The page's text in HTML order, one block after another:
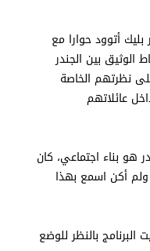
بليك أتوود حوارا مع
الوثيق بين الجندر
نظرتهم الخاصة
عائلاتهم
هو بناء اجتماعي، كان
أكن اسمع بهذا
بالنظر للوضع